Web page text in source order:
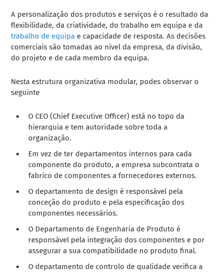
A personalização dos produtos e serviços é o resultado da
flexibilidade, da criatividade, do trabalho em equipa e da
trabalho de equipa e capacidade de resposta. As decisões
comerciais são tomadas ao nível da empresa, da divisão,
do projeto e de cada membro da equipa.
Nesta estrutura organizativa modular, podes observar o
seguinte
O CEO (Chief Executive Officer) está no topo da
hierarquia e tem autoridade sobre toda a
organização.
Em vez de ter departamentos internos para cada
componente do produto, a empresa subcontrata o
fabrico de componentes a fornecedores externos.
O departamento de design é responsável pela
conceção do produto e pela especificação dos
componentes necessários.
O Departamento de Engenharia de Produto é
responsável pela integração dos componentes e por
assegurar a sua compatibilidade no produto final.
O departamento de controlo de qualidade verifica a